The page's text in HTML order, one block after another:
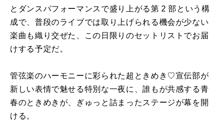
とダンスパフォーマンスで盛り上がる第 2 部という構
成で、普段のライブでは取り上げられる機会が少ない
楽曲も織り交ぜた、この日限りのセットリストでお届
けする予定だ。
管弦楽のハーモニーに彩られた超ときめき♡宣伝部が
新しい表情で魅せる特別な一夜に、誰もが共感する青
春のときめきが、ぎゅっと詰まったステージが幕を開
ける。